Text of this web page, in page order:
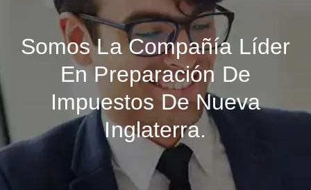
Somos La Compañía Líder
En Preparación De
Impuestos De Nueva
Inglaterra.